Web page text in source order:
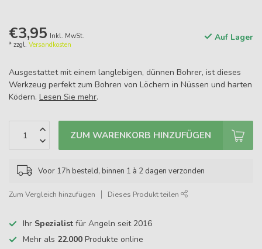
€3,95 Inkl. MwSt.
* zzgl. Versandkosten
Auf Lager
Ausgestattet mit einem langlebigen, dünnen Bohrer, ist dieses
Werkzeug perfekt zum Bohren von Löchern in Nüssen und harten
Ködern. Lesen Sie mehr.
ZUM WARENKORB HINZUFÜGEN
Voor 17h besteld, binnen 1 à 2 dagen verzonden
Zum Vergleich hinzufügen Dieses Produkt teilen
Ihr Spezialist für Angeln seit 2016
Mehr als 22.000 Produkte online